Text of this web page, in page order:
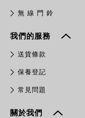
無 線 門 鈴
我們的服務
送貨條款
保養登記
常見問題
關於我們